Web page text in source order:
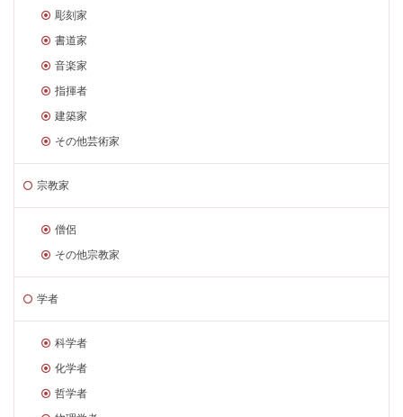
彫刻家
書道家
音楽家
指揮者
建築家
その他芸術家
宗教家
僧侶
その他宗教家
学者
科学者
化学者
哲学者